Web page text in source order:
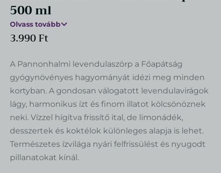
500 ml
Olvass tovább
3.990Ft
A Pannonhalmi levendulaszörp a Főapátság
gyógynövényes hagyományát idézi meg minden
kortyban. A gondosan válogatott levendulavirágok
lágy, harmonikus ízt és finom illatot kölcsönöznek
neki. Vízzel hígítva frissítő ital, de limonádék,
desszertek és koktélok különleges alapja is lehet.
Természetes ízvilága nyári felfrissülést és nyugodt
pillanatokat kínál.